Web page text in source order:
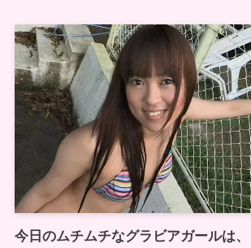
今日のムチムチなグラビアガールは